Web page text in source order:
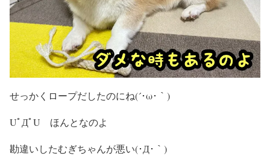
せっかくロープだしたのにね(´･ω･｀)
UﾟДﾟU ほんとなのよ
勘違いしたむぎちゃんが悪い(･Д･｀)